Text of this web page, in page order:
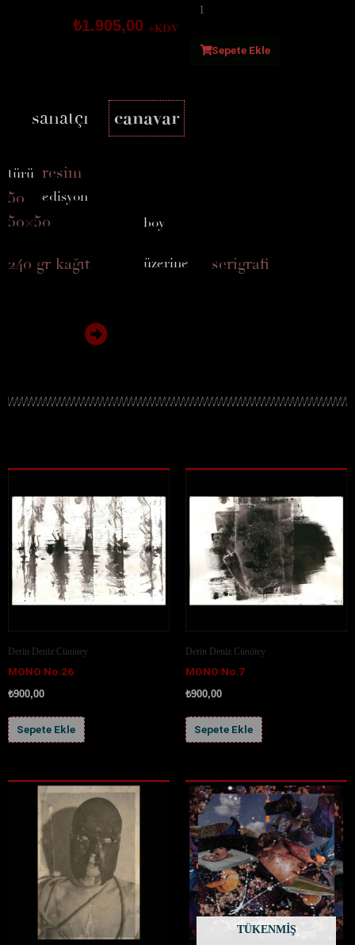
₺1.905,00 +KDV
adet
Sepete Ekle
sanatçı canavar
türü resim
50
edisyon
50×50 boy
240 gr kağıt üzerine serigrafi
Derin Deniz Cünütey
MONO No.26
₺900,00
Sepete Ekle
Derin Deniz Cünütey
MONO No.7
₺900,00
Sepete Ekle
TÜKENMIŞ